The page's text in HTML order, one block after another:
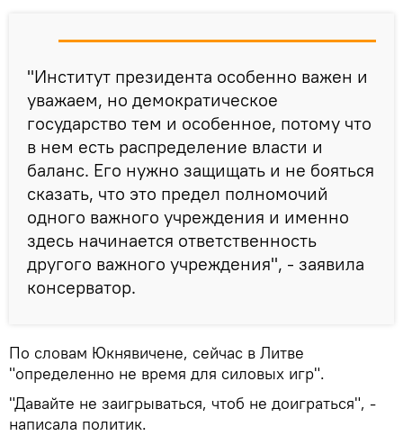
"Институт президента особенно важен и
уважаем, но демократическое
государство тем и особенное, потому что
в нем есть распределение власти и
баланс. Его нужно защищать и не бояться
сказать, что это предел полномочий
одного важного учреждения и именно
здесь начинается ответственность
другого важного учреждения", - заявила
консерватор.
По словам Юкнявичене, сейчас в Литве
"определенно не время для силовых игр".
"Давайте не заигрываться, чтоб не доиграться", -
написала политик.